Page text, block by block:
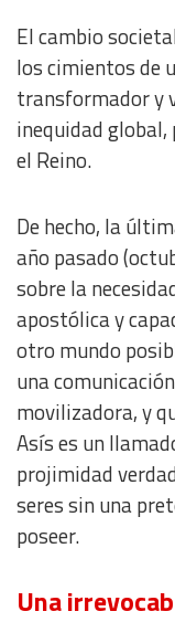
El cambio
los cimientos de
transformador y
inequidad global,
el Reino.
De hecho, la
año pasado
sobre la
apostólica y
otro mundo
una
movilizadora, y
Asís es un
projimidad
seres sin una
poseer.
Una